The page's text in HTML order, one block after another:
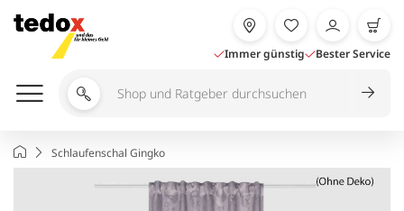
Inhalt
springen
Immer günstig Bester Service
Shop
Ratgeber
durchsuchen
StartseiteSchlaufenschal Gingko